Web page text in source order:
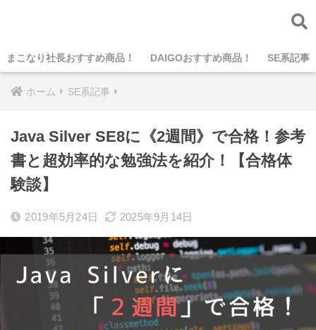
まこなり社長おすすめ商品！ DAIGOおすすめ商品！ SE系記事
ホーム SE系記事
Java Silver SE8に《2週間》で合格！参考
書と超効率的な勉強法を紹介！【合格体
験談】
2019年5月24日 2025年9月14日